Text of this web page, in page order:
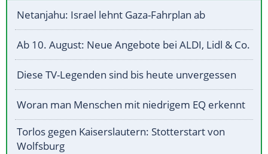
Netanjahu: Israel lehnt Gaza-Fahrplan ab
Ab 10. August: Neue Angebote bei ALDI, Lidl & Co.
Diese TV-Legenden sind bis heute unvergessen
Woran man Menschen mit niedrigem EQ erkennt
Torlos gegen Kaiserslautern: Stotterstart von
Wolfsburg